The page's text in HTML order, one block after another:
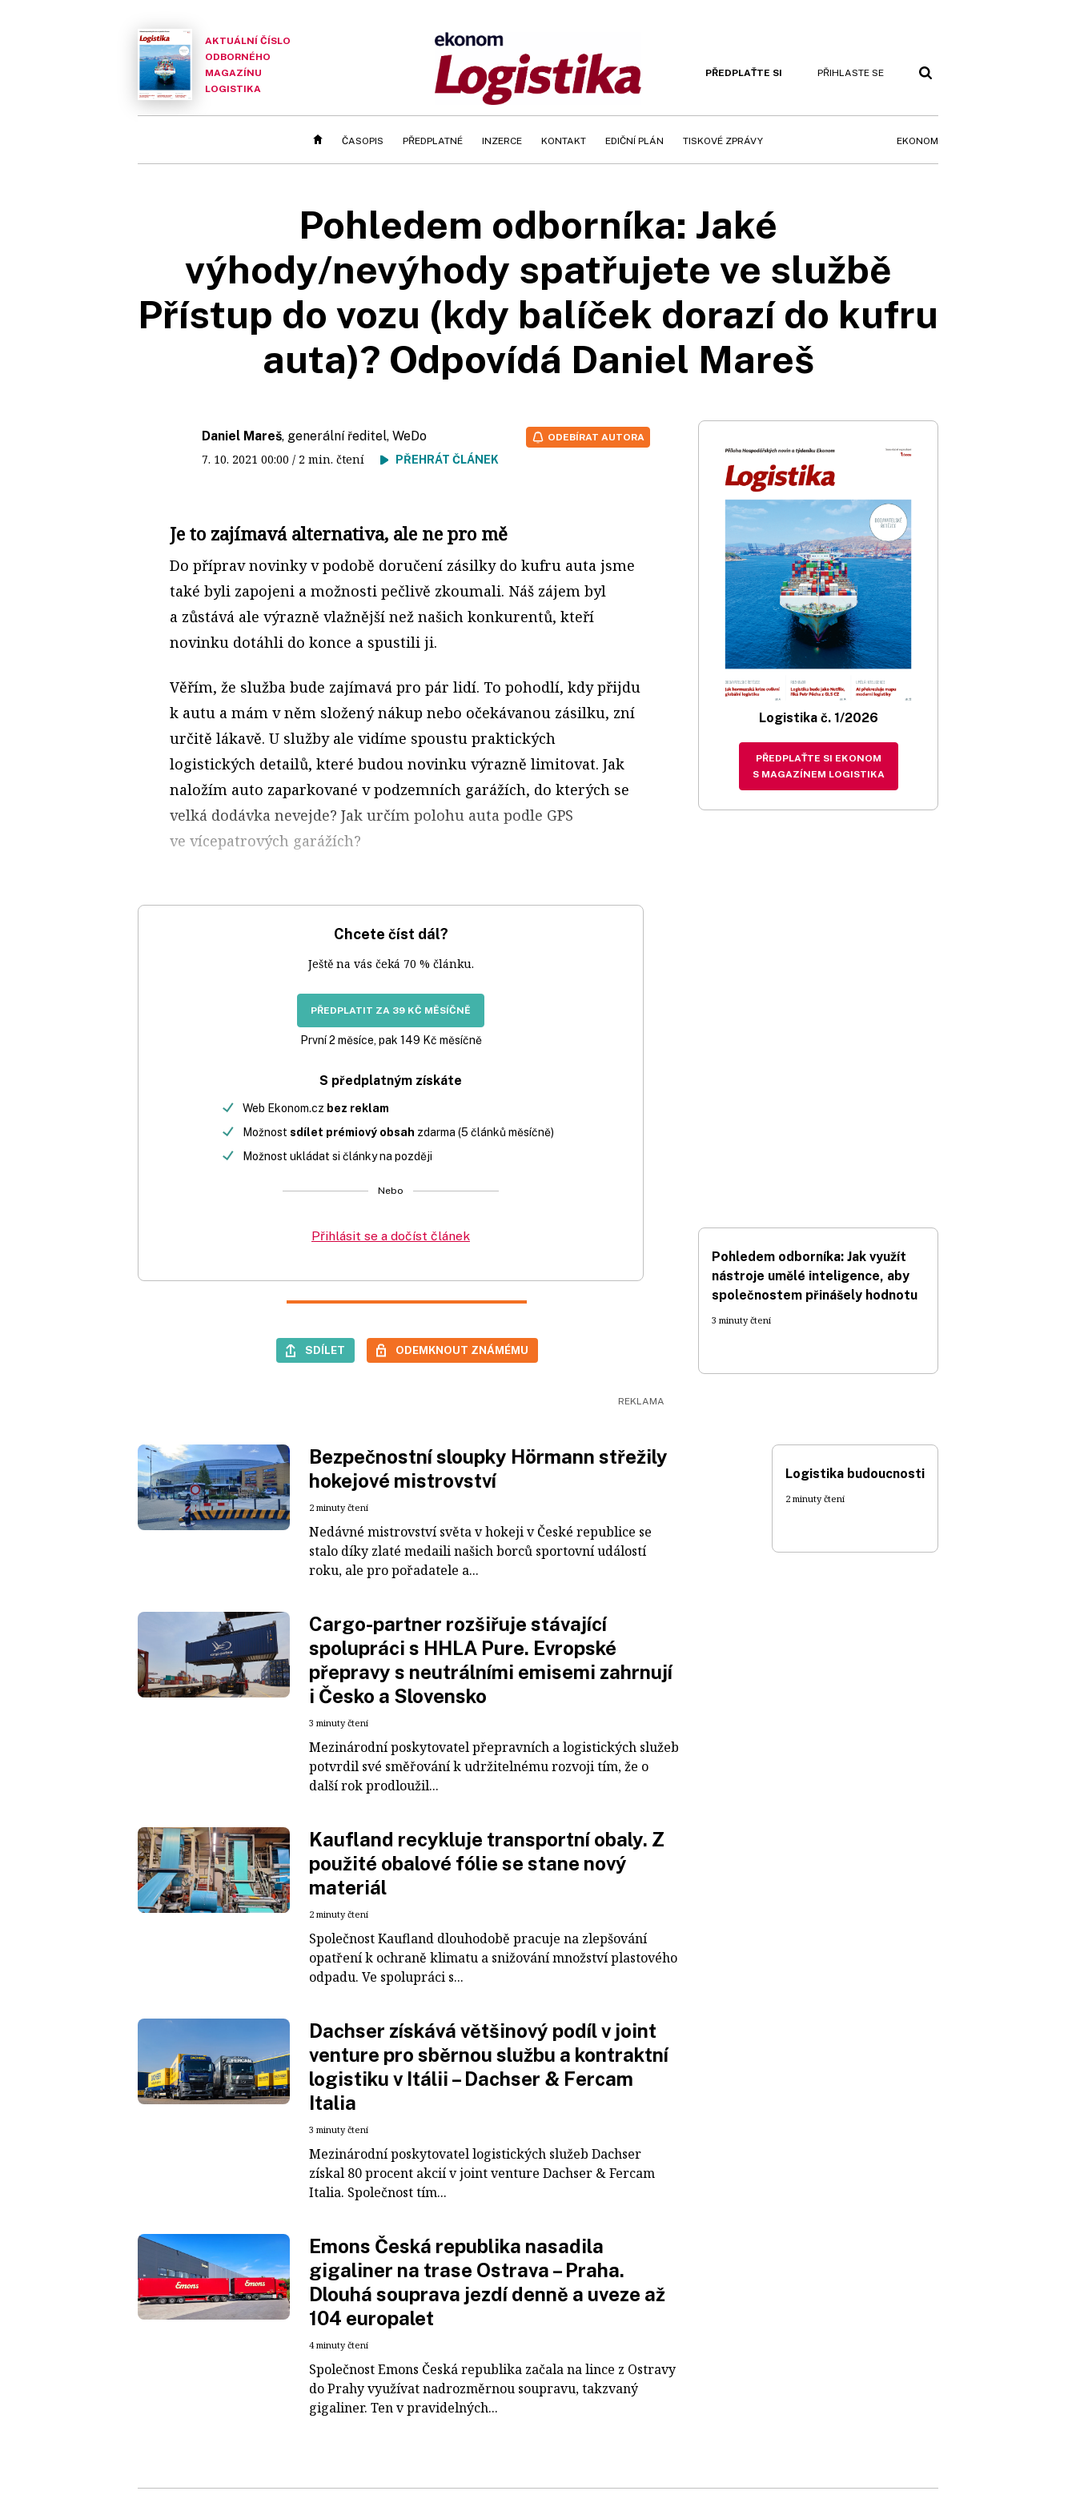
AKTUÁLNÍ ČÍSLO
ODBORNÉHO
MAGAZÍNU
LOGISTIKA
PŘEDPLAŤTE SI PŘIHLASTE SE
ČASOPIS PŘEDPLATNÉ INZERCE KONTAKT EDIČNÍ PLÁN TISKOVÉ ZPRÁVY EKONOM
Pohledem odborníka: Jaké
výhody/nevýhody spatřujete ve službě
Přístup do vozu (kdy balíček dorazí do kufru
auta)? Odpovídá Daniel Mareš
Daniel Mareš, generální ředitel, WeDo
7. 10. 2021 00:00 / 2 min. čtení PŘEHRÁT ČLÁNEK
ODEBÍRAT AUTORA
Je to zajímavá alternativa, ale ne pro mě
Do příprav novinky v podobě doručení zásilky do kufru auta jsme
také byli zapojeni a možnosti pečlivě zkoumali. Náš zájem byl
a zůstává ale výrazně vlažnější než našich konkurentů, kteří
novinku dotáhli do konce a spustili ji.
Věřím, že služba bude zajímavá pro pár lidí. To pohodlí, kdy přijdu
k autu a mám v něm složený nákup nebo očekávanou zásilku, zní
určitě lákavě. U služby ale vidíme spoustu praktických
logistických detailů, které budou novinku výrazně limitovat. Jak
naložím auto zaparkované v podzemních garážích, do kterých se
velká dodávka nevejde? Jak určím polohu auta podle GPS
ve vícepatrových garážích?
Chcete číst dál?
Ještě na vás čeká 70 % článku.
PŘEDPLATIT ZA 39 KČ MĚSÍČNĚ
První 2 měsíce, pak 149 Kč měsíčně
S předplatným získáte
Web Ekonom.cz bez reklam
Možnost sdílet prémiový obsah zdarma (5 článků měsíčně)
Možnost ukládat si články na později
Nebo
Přihlásit se a dočíst článek
SDÍLET ODEMKNOUT ZNÁMÉMU
Logistika č. 1/2026
PŘEDPLAŤTE SI EKONOM
S MAGAZÍNEM LOGISTIKA
Pohledem odborníka: Jak využít
nástroje umělé inteligence, aby
společnostem přinášely hodnotu
3 minuty čtení
Bezpečnostní sloupky Hörmann střežily
hokejové mistrovství
2 minuty čtení
Nedávné mistrovství světa v hokeji v České republice se
stalo díky zlaté medaili našich borců sportovní událostí
roku, ale pro pořadatele a...
Cargo-partner rozšiřuje stávající
spolupráci s HHLA Pure. Evropské
přepravy s neutrálními emisemi zahrnují
i Česko a Slovensko
3 minuty čtení
Mezinárodní poskytovatel přepravních a logistických služeb
potvrdil své směřování k udržitelnému rozvoji tím, že o
další rok prodloužil...
Kaufland recykluje transportní obaly. Z
použité obalové fólie se stane nový
materiál
2 minuty čtení
Společnost Kaufland dlouhodobě pracuje na zlepšování
opatření k ochraně klimatu a snižování množství plastového
odpadu. Ve spolupráci s...
Dachser získává většinový podíl v joint
venture pro sběrnou službu a kontraktní
logistiku v Itálii – Dachser & Fercam
Italia
3 minuty čtení
Mezinárodní poskytovatel logistických služeb Dachser
získal 80 procent akcií v joint venture Dachser & Fercam
Italia. Společnost tím...
Emons Česká republika nasadila
gigaliner na trase Ostrava – Praha.
Dlouhá souprava jezdí denně a uveze až
104 europalet
4 minuty čtení
Společnost Emons Česká republika začala na lince z Ostravy
do Prahy využívat nadrozměrnou soupravu, takzvaný
gigaliner. Ten v pravidelných...
Logistika budoucnosti
2 minuty čtení